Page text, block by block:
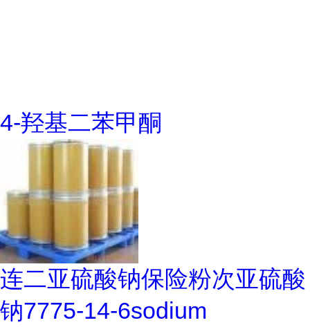
4-羟基二苯甲酮
连二亚硫酸钠保险粉次亚硫酸
钠7775-14-6sodium